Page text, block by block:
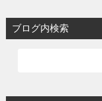
ブログ内検索